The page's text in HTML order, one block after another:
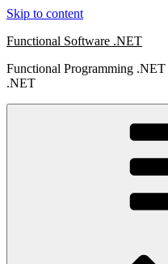
Skip to content
Functional Software .NET
Functional Programming
.NET